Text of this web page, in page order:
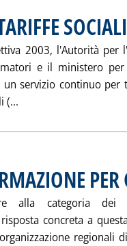
SOCIALI
2003, l'Autorità per
e il ministero
servizio continuo per
(...
PER
alla categoria dei
concreta a
regionali